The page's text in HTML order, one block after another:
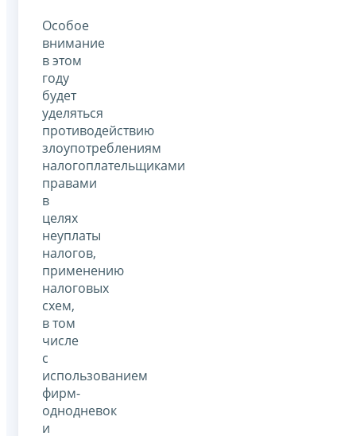
Особое
внимание
в этом
году
будет
уделяться
противодействию
злоупотреблениям
налогоплательщиками
правами
в
целях
неуплаты
налогов,
применению
налоговых
схем,
в том
числе
с
использованием
фирм-
однодневок
и